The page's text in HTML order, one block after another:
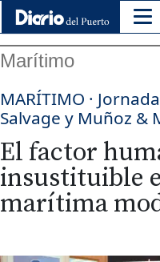
Marítimo
MARÍTIMO ·
Salvage y Muñoz &
El factor
insustituible
marítima